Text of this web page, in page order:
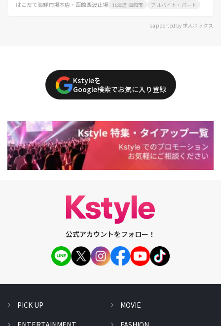
はこだて海鮮市場本店・函館西波止場 北海道 函館市 アルバイト・パート
supported by 求人ボックス
Kstyleを
Google検索でお気に入り登録
公式アカウントをフォロー！
PICK UP
MOVIE